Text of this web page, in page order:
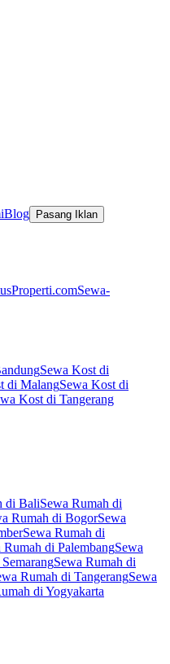
Blog Pasang Iklan
Sewa-
Sewa Kost di
di MalangSewa Kost di
Kost di Tangerang
di BaliSewa Rumah di
Rumah di BogorSewa
Sewa Rumah di
Rumah di PalembangSewa
Sewa Rumah di
Rumah di TangerangSewa
di Yogyakarta